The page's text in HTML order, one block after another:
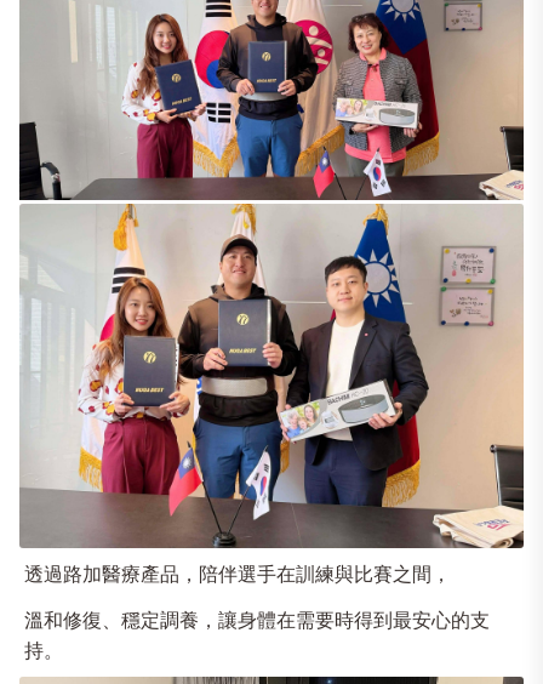
透過路加醫療產品，陪伴選手在訓練與比賽之間，
溫和修復、穩定調養，讓身體在需要時得到最安心的支
持。